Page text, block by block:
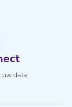
data.